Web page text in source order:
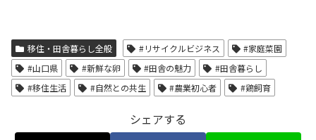
移住・田舎暮らし全般 #リサイクルビジネス
#家庭菜園
#山口県
#新鮮な卵 #田舎の魅力
#田舎暮らし
#移住生活
#自然との共生 #農業初心者 #鶏飼育
シェアする